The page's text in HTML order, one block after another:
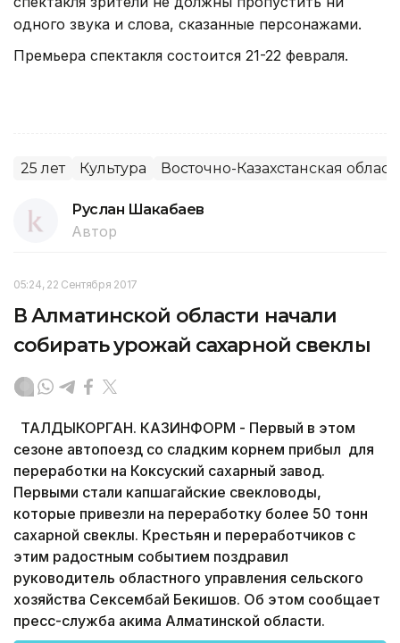
одного звука и слова, сказанные персонажами.
Премьера спектакля состоится 21-22 февраля.
25 лет Культура Восточно-Казахстанская
Руслан Шакабаев
Автор
05:24, 22 Сентября 2017
В Алматинской области начали
собирать урожай сахарной свеклы
ТАЛДЫКОРГАН. КАЗИНФОРМ - Первый в этом
сезоне автопоезд со сладким корнем прибыл для
переработки на Коксуский сахарный завод.
Первыми стали капшагайские свекловоды,
которые привезли на переработку более 50 тонн
сахарной свеклы. Крестьян и переработчиков с
этим радостным событием поздравил
руководитель областного управления сельского
хозяйства Сексембай Бекишов. Об этом сообщает
пресс-служба акима Алматинской области.